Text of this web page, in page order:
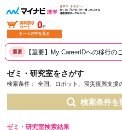
資料請求
カート
0件
カートの中を見る
重要 【重要】My CareerIDへの移行の
ゼミ・研究室をさがす
検索条件： 全国、ロボット、震災復興支援
検索条件を
ゼミ・研究室検索結果